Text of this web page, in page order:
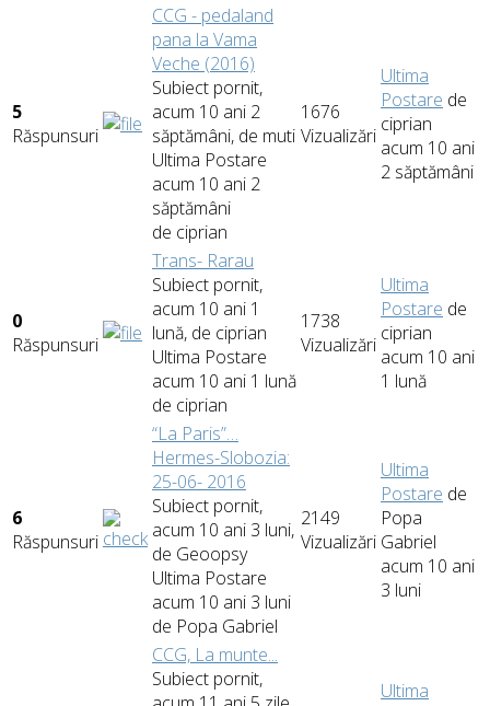
5
Răspunsuri
CCG - pedaland
pana la Vama
Veche (2016)
Subiect pornit,
acum 10 ani 2
săptămâni, de muti
Ultima Postare
acum 10 ani 2
săptămâni
de ciprian
1676
Vizualizări
Ultima
Postare de
ciprian
acum 10 ani
2 săptămâni
0
Răspunsuri
Trans- Rarau
Subiect pornit,
acum 10 ani 1
lună, de ciprian
Ultima Postare
acum 10 ani 1 lună
de ciprian
1738
Vizualizări
Ultima
Postare de
ciprian
acum 10 ani
1 lună
6
Răspunsuri
“La Paris”…
Hermes-Slobozia:
25-06- 2016
Subiect pornit,
acum 10 ani 3 luni,
de Geoopsy
Ultima Postare
acum 10 ani 3 luni
de Popa Gabriel
2149
Vizualizări
Ultima
Postare de
Popa
Gabriel
acum 10 ani
3 luni
CCG, La munte...
Subiect pornit,
Ultima